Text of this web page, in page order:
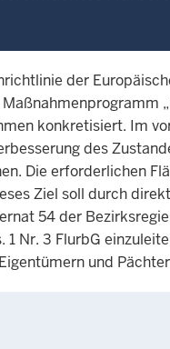
der
konkretisiert. Im
des
Die erforderlichen
Ziel soll durch
54 der
Nr. 3 FlurbG
und